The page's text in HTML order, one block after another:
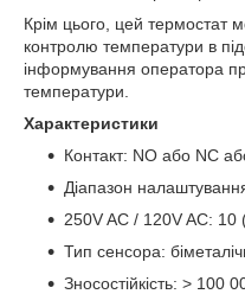
Крім цього, цей термостат
контролю температури в
інформування оператора
температури.
Характеристики
Контакт: NO або NC
Діапазон
250V AC / 120V AC: 10
Тип сенсора:
Зносостійкість: > 100